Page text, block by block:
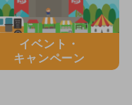
イベント・
キャンペーン